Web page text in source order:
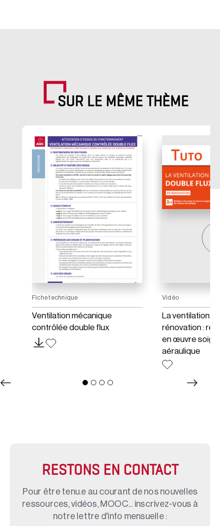
SUR LE MÊME THÈME
Fiche technique
Ventilation mécanique
contrôlée double flux
Vidéo
La ventilation
rénovation :
en œuvre
aéraulique
RESTONS EN CONTACT
Pour être tenu.e au courant de nos nouvelles
ressources, vidéos, MOOC... inscrivez-vous à
notre lettre d'info mensuelle :